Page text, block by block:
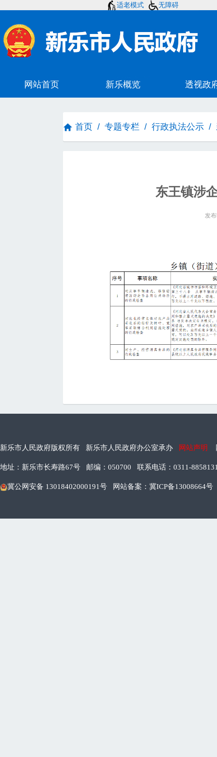
适老模式 无障碍
首页 / 专题专栏 / 行政执法公示 /
东王镇涉
发